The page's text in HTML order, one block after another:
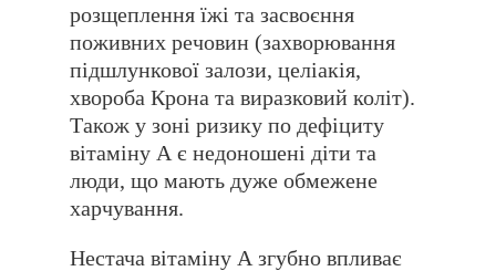
розщеплення їжі та засвоєння
поживних речовин (захворювання
підшлункової залози, целіакія,
хвороба Крона та виразковий коліт).
Також у зоні ризику по дефіциту
вітаміну А є недоношені діти та
люди, що мають дуже обмежене
харчування.
Нестача вітаміну А згубно впливає